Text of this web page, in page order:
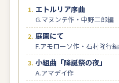
エトルリア序曲
G.マヌンテ作・中野二郎編
庭園にて
F.アモローソ作・石村隆行編
小組曲「降誕祭の夜」
A.アマデイ作